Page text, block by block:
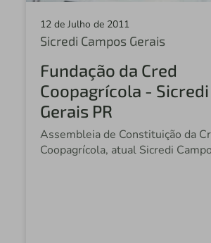
Sicredi União Cerrado
Sicredi Campo Grande
Sicredi Centro Sul PR/
Sicredi Itaqui RS
Sicredi Vale do Piquiri
Sicredi Planalto das
12 de Julho de 2011
Sicredi Campos Gerais
Fundação da Cred
Coopagrícola -
Gerais PR
Assembleia de Constituição da
Coopagrícola, atual Sicredi